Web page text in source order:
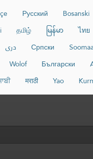
Русский Bosanski
தமிழ் မြန်မာ ไทย
دری Српски
Wolof Български
मराठी Yao